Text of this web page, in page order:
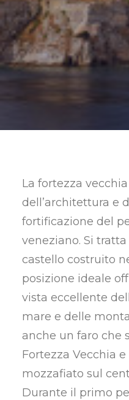
RICERCA
La fortezza
dell’architettura e
fortificazione del
veneziano. Si
castello costruito
posizione ideale
vista eccellente
mare e delle
anche un faro che
Fortezza Vecchia
mozzafiato sul
Durante il primo